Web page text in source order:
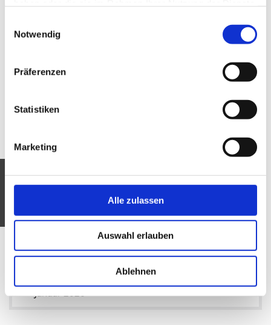
Notwendig
Präferenzen
Statistiken
Marketing
Alle zulassen
Auswahl erlauben
Ablehnen
November 2026
Oktober 2026
September 2026
Juni 2026
Mai 2026
Januar 2026